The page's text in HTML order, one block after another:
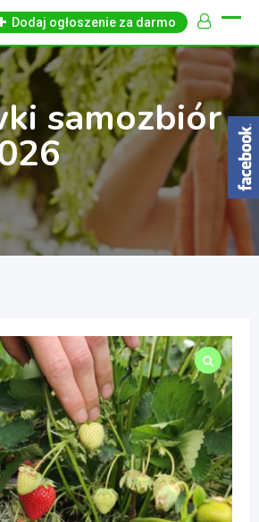
Dodaj ogłoszenie za darmo
samozbiór –